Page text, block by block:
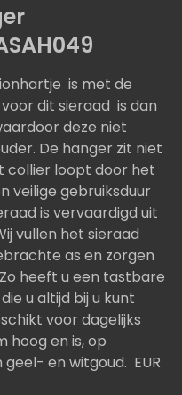
is met de
dit sieraad is dan
deze niet
De hanger zit niet
collier loopt door het
veilige gebruiksduur
is vervaardigd uit
vullen het sieraad
as en zorgen
heeft u een tastbare
u altijd bij u kunt
voor dagelijks
hoog en is, op
en witgoud. EUR